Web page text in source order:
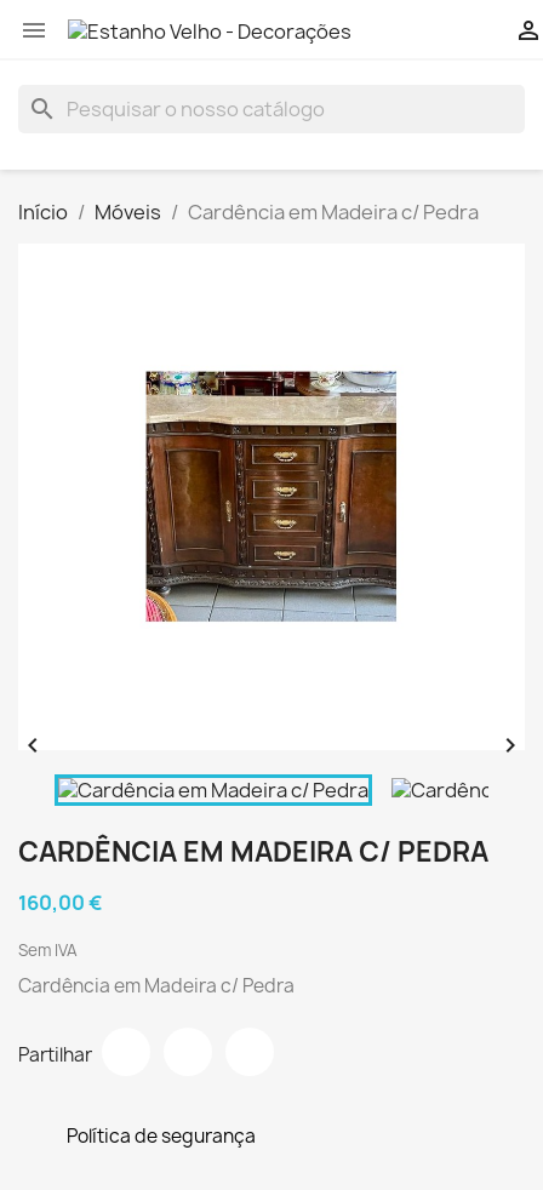
 
search
Início Móveis Cardência em Madeira c/ Pedra
 
CARDÊNCIA EM MADEIRA C/ PEDRA
160,00 €
Sem IVA
Cardência em Madeira c/ Pedra
Partilhar
Política de segurança